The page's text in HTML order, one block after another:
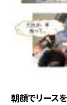
朝顔でリースを